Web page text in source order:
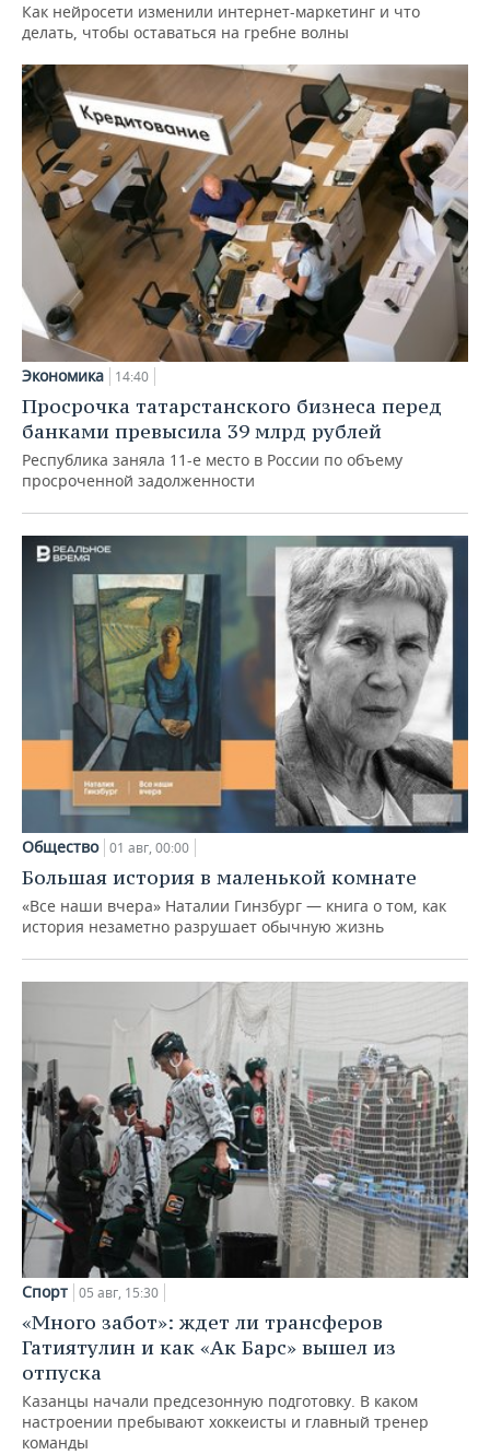
Как нейросети изменили интернет-маркетинг и что
делать, чтобы оставаться на гребне волны
Экономика 14:40
Просрочка татарстанского бизнеса перед
банками превысила 39 млрд рублей
Республика заняла 11-е место в России по объему
просроченной задолженности
Общество 01 авг, 00:00
Большая история в маленькой комнате
«Все наши вчера» Наталии Гинзбург — книга о том, как
история незаметно разрушает обычную жизнь
Спорт 05 авг, 15:30
«Много забот»: ждет ли трансферов
Гатиятулин и как «Ак Барс» вышел из
отпуска
Казанцы начали предсезонную подготовку. В каком
настроении пребывают хоккеисты и главный тренер
команды